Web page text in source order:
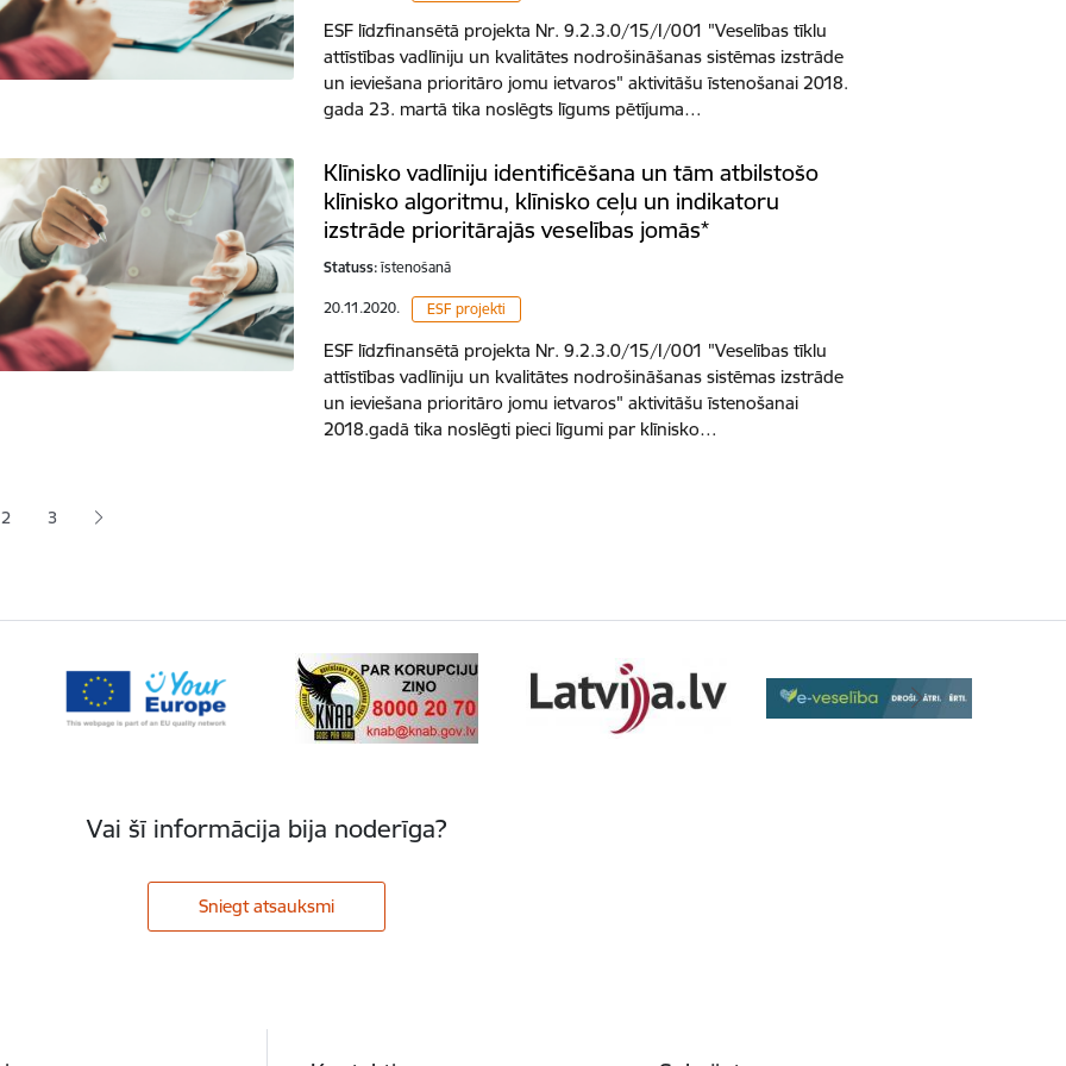
ESF līdzfinansētā projekta Nr. 9.2.3.0/15/I/001 "Veselības tīklu
attīstības vadlīniju un kvalitātes nodrošināšanas sistēmas izstrāde
un ieviešana prioritāro jomu ietvaros" aktivitāšu īstenošanai 2018.
gada 23. martā tika noslēgts līgums pētījuma…
Klīnisko vadlīniju identificēšana un tām atbilstošo
klīnisko algoritmu, klīnisko ceļu un indikatoru
izstrāde prioritārajās veselības jomās*
Statuss: īstenošanā
20.11.2020. ESF projekti
ESF līdzfinansētā projekta Nr. 9.2.3.0/15/I/001 "Veselības tīklu
attīstības vadlīniju un kvalitātes nodrošināšanas sistēmas izstrāde
un ieviešana prioritāro jomu ietvaros" aktivitāšu īstenošanai
2018.gadā tika noslēgti pieci līgumi par klīnisko…
lapa
Lapa
2 Lapa
3
Vai šī informācija bija noderīga?
Sniegt atsauksmi